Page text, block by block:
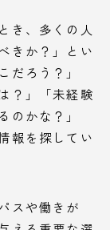
き、多くの人
きか？」とい
だろう？」
？」「未経験
のかな？」
報を探してい
スや働きが